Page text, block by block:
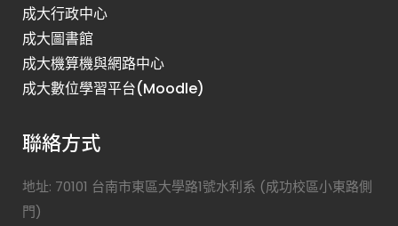
成大行政中心
成大圖書館
成大機算機與網路中心
成大數位學習平台(Moodle)
聯絡方式
地址: 70101 台南市東區大學路1號水利系 (成功校區小東路側
門)